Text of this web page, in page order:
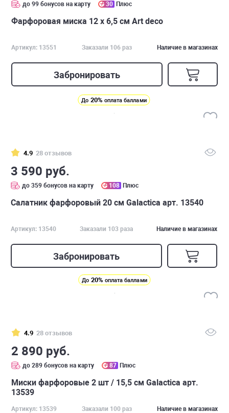
до 99 бонусов на карту 30 Плюс
Фарфоровая миска 12 х 6,5 см Art deco
Артикул: 13551 Заказали 106 раз Наличие в магазинах
Забронировать
До 20% оплата баллами
4.9 28 отзывов
3 590 руб.
до 359 бонусов на карту 108 Плюс
Салатник фарфоровый 20 см Galactica арт. 13540
Артикул: 13540 Заказали 103 раза Наличие в магазинах
Забронировать
До 20% оплата баллами
4.9 28 отзывов
2 890 руб.
до 289 бонусов на карту 87 Плюс
Миски фарфоровые 2 шт / 15,5 см Galactica арт.
13539
Артикул: 13539 Заказали 100 раз Наличие в магазинах